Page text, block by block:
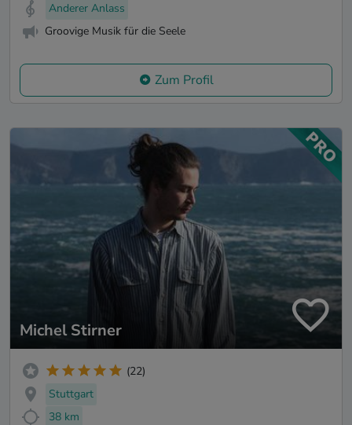
Anderer Anlass
Groovige Musik für die Seele
Zum Profil
Michel Stirner
(22)
Stuttgart
38 km